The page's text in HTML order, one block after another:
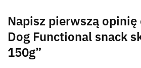
Napisz pierwszą opinię
Dog Functional snack
150g”